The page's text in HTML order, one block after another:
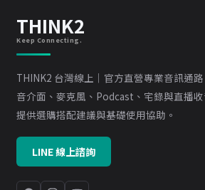
THINK2
Keep Connecting.
THINK2 台灣線上｜官方直營專業音訊通
音介面、麥克風、Podcast、宅錄與直播收
提供選購搭配建議與基礎使用協助。
LINE 線上諮詢